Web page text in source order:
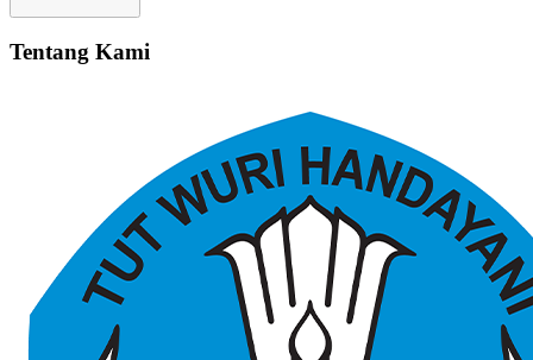
Tentang Kami